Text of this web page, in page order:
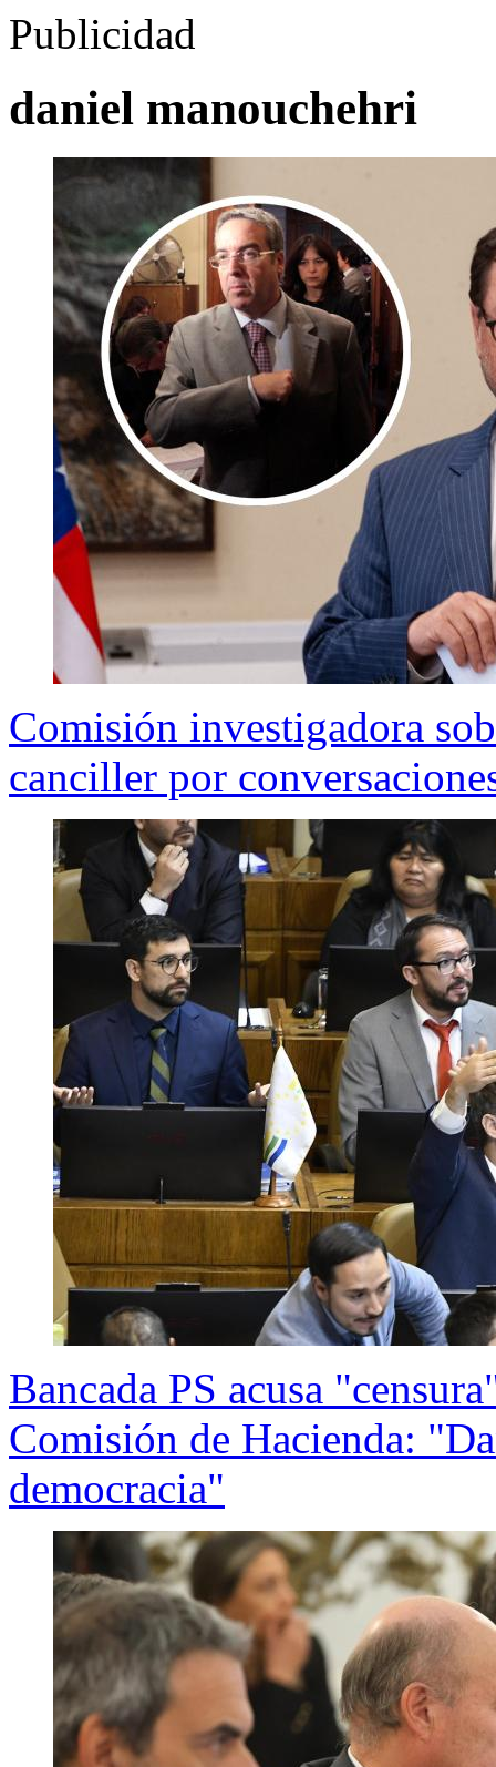
Publicidad
daniel manouchehri
Comisión investigadora
canciller por
Bancada PS acusa
Comisión de Hacienda:
democracia"